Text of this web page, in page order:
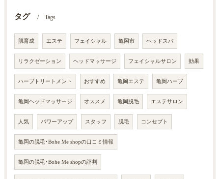
タグ Tags
肌育成 エステ フェイシャル 亀岡市 ヘッドスパ
リラクゼーション ヘッドマッサージ フェイシャルサロン 効果
ハーブトリートメント おすすめ 亀岡エステ 亀岡ハーブ
亀岡ヘッドマッサージ オススメ 亀岡脱毛 エステサロン
人気 パワーアップ スタッフ 脱毛 コンセプト
亀岡の脱毛･Bohe Me shopの口コミ情報
亀岡の脱毛･Bohe Me shopの評判